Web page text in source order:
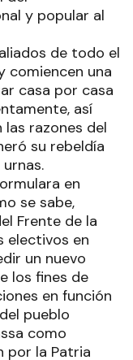
y popular al
de todo el
comiencen una
casa por casa
así
razones del
su rebeldía
en
se sabe,
Frente de la
electivos en
un nuevo
los fines de
en función
pueblo
como
por la Patria